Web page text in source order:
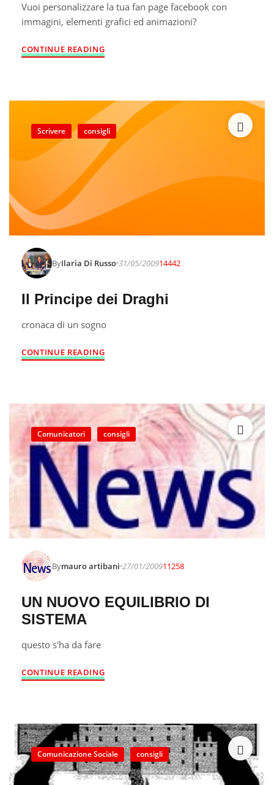
Vuoi personalizzare la tua fan page facebook con
immagini, elementi grafici ed animazioni?
CONTINUE READING
Scrivere consigli
ByIlaria Di Russo 31/05/200914442
Il Principe dei Draghi
cronaca di un sogno
CONTINUE READING
Comunicatori consigli
Bymauro artibani 27/01/200911258
UN NUOVO EQUILIBRIO DI
SISTEMA
questo s'ha da fare
CONTINUE READING
Comunicazione Sociale consigli